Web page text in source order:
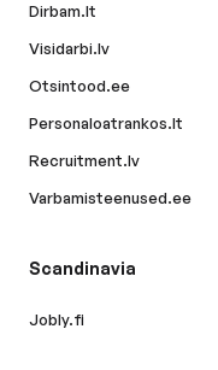
Dirbam.lt
Visidarbi.lv
Otsintood.ee
Personaloatrankos.lt
Recruitment.lv
Varbamisteenused.ee
Scandinavia
Jobly.fi